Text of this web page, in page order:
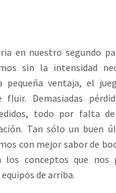
en nuestro segundo
sin la intensidad
pequeña ventaja, el
fluir. Demasiadas
todo por falta
Tan sólo un buen
con mejor sabor de
los conceptos que nos
de arriba.